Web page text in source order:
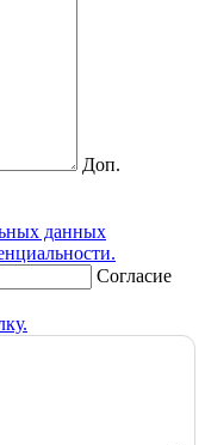
Доп.
данных
Согласие